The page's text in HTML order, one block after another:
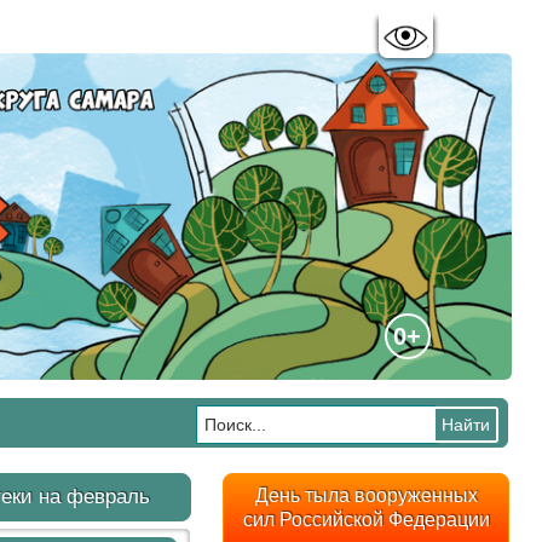
0+
на февраль
День тыла вооруженных
сил Российской Федерации